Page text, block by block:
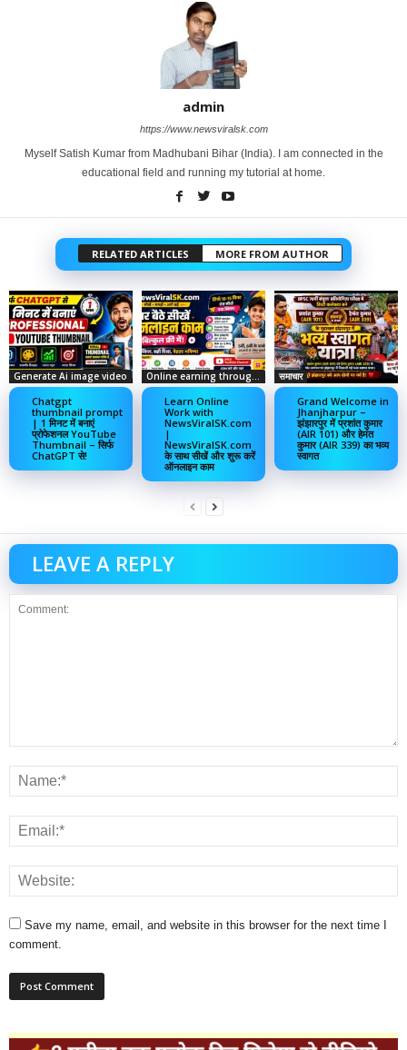
admin
https://www.newsviralsk.com
Myself Satish Kumar from Madhubani Bihar (India). I am connected in the
educational field and running my tutorial at home.
RELATED ARTICLES MORE FROM AUTHOR
Generate Ai image video
Chatgpt
thumbnail prompt
| 1 मिनट में बनाएं
प्रोफेशनल YouTube
Thumbnail – सिर्फ
ChatGPT से!
Online earning through social media
Learn Online
Work with
NewsViralSK.com
|
NewsViralSK.com
के साथ सीखें और शुरू करें
ऑनलाइन काम
समाचार
Grand Welcome in
Jhanjharpur –
झंझारपुर में प्रशांत कुमार
(AIR 101) और हेमंत
कुमार (AIR 339) का भव्य
स्वागत
LEAVE A REPLY
Save my name, email, and website in this browser for the next time I
comment.